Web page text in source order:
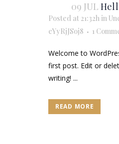
09 JUL
Posted at 21:32h in
eYyRjJSoj8
1
Welcome to
first post. Edit or
writing! ...
READ MORE